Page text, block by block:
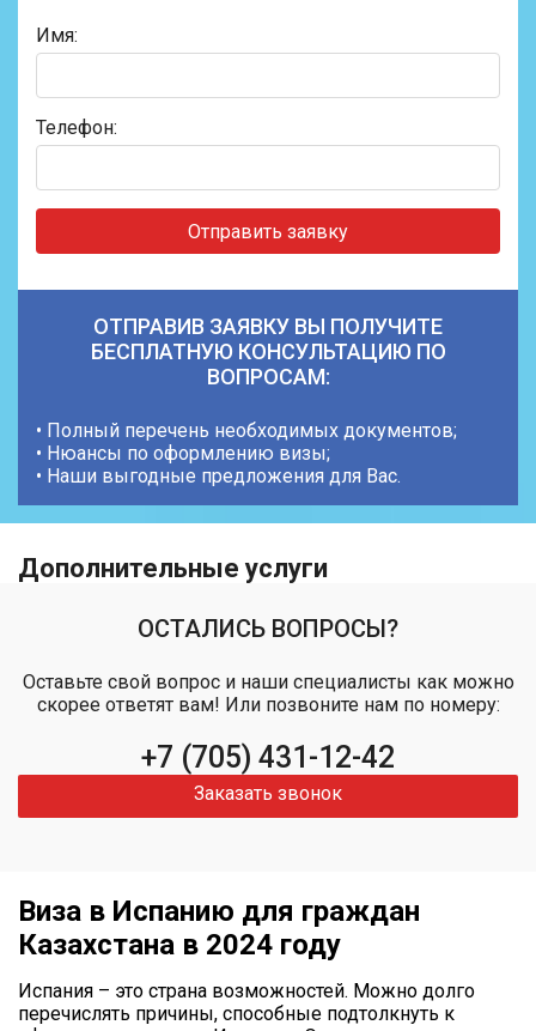
Имя:
Телефон:
Отправить заявку
ОТПРАВИВ ЗАЯВКУ ВЫ ПОЛУЧИТЕ
БЕСПЛАТНУЮ КОНСУЛЬТАЦИЮ ПО
ВОПРОСАМ:
• Полный перечень необходимых документов;
• Нюансы по оформлению визы;
• Наши выгодные предложения для Вас.
Дополнительные услуги
ОСТАЛИСЬ ВОПРОСЫ?
Оставьте свой вопрос и наши специалисты как можно
скорее ответят вам! Или позвоните нам по номеру:
+7 (705) 431-12-42
Заказать звонок
Виза в Испанию для граждан
Казахстана в 2024 году
Испания – это страна возможностей. Можно долго
перечислять причины, способные подтолкнуть к